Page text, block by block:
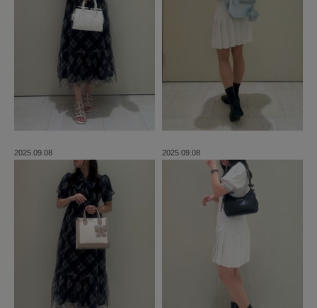
2025.09.08 2025.09.08